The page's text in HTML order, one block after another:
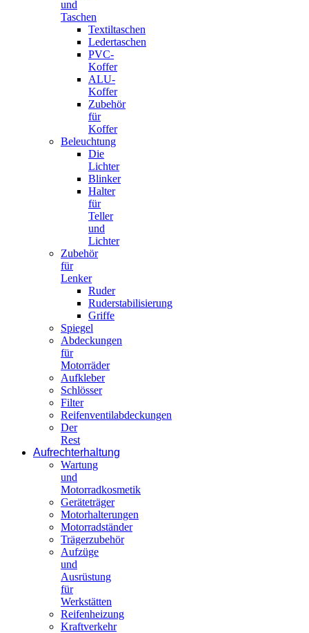
und
Taschen
Textiltaschen
Ledertaschen
PVC-
Koffer
ALU-
Koffer
Zubehör
für
Koffer
Beleuchtung
Die
Lichter
Blinker
Halter
für
Teller
und
Lichter
Zubehör
für
Lenker
Ruder
Ruderstabilisierung
Griffe
Spiegel
Abdeckungen
für
Motorräder
Aufkleber
Schlösser
Filter
Reifenventilabdeckungen
Der
Rest
Aufrechterhaltung
Wartung
und
Motorradkosmetik
Geräteträger
Motorhalterungen
Motorradständer
Trägerzubehör
Aufzüge
und
Ausrüstung
für
Werkstätten
Reifenheizung
Kraftverkehr